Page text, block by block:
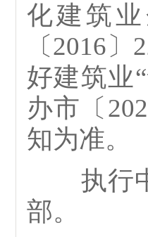
化建筑
〔2016
好建筑业
办市〔
知为准。
执行中
部。